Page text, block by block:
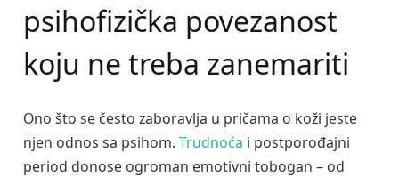
psihofizička povezanost
koju ne treba zanemariti
Ono što se često zaboravlja u pričama o koži jeste
njen odnos sa psihom. Trudnoća i postporođajni
period donose ogroman emotivni tobogan – od